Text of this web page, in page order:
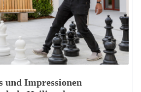
und Impressionen